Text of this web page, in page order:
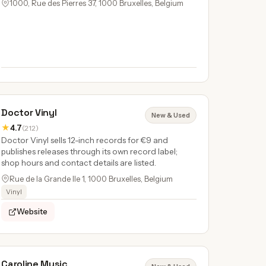
1000, Rue des Pierres 37, 1000 Bruxelles, Belgium
Doctor Vinyl
★4.7(212)
New & Used
Doctor Vinyl sells 12-inch records for €9 and
publishes releases through its own record label;
shop hours and contact details are listed.
Rue de la Grande Ile 1, 1000 Bruxelles, Belgium
Vinyl
Website